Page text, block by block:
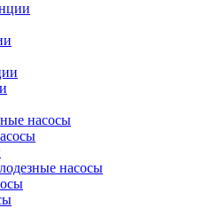
насосы
насосы